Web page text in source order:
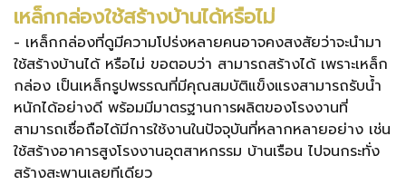
เหล็กกล่องใช้สร้างบ้านได้หรือไม่
- เหล็กกล่องที่ดูมีความโปร่งหลายคนอาจคงสงสัยว่าจะนำมา
ใช้สร้างบ้านได้ หรือไม่ ขอตอบว่า สามารถสร้างได้ เพราะเหล็ก
กล่อง เป็นเหล็กรูปพรรณที่มีคุณสมบัติแข็งแรงสามารถรับน้ำ
หนักได้อย่างดี พร้อมมีมาตรฐานการผลิตของโรงงานที่
สามารถเชื่อถือได้มีการใช้งานในปัจจุบันที่หลากหลายอย่าง เช่น
ใช้สร้างอาคารสูงโรงงานอุตสาหกรรม บ้านเรือน ไปจนกระทั่ง
สร้างสะพานเลยทีเดียว